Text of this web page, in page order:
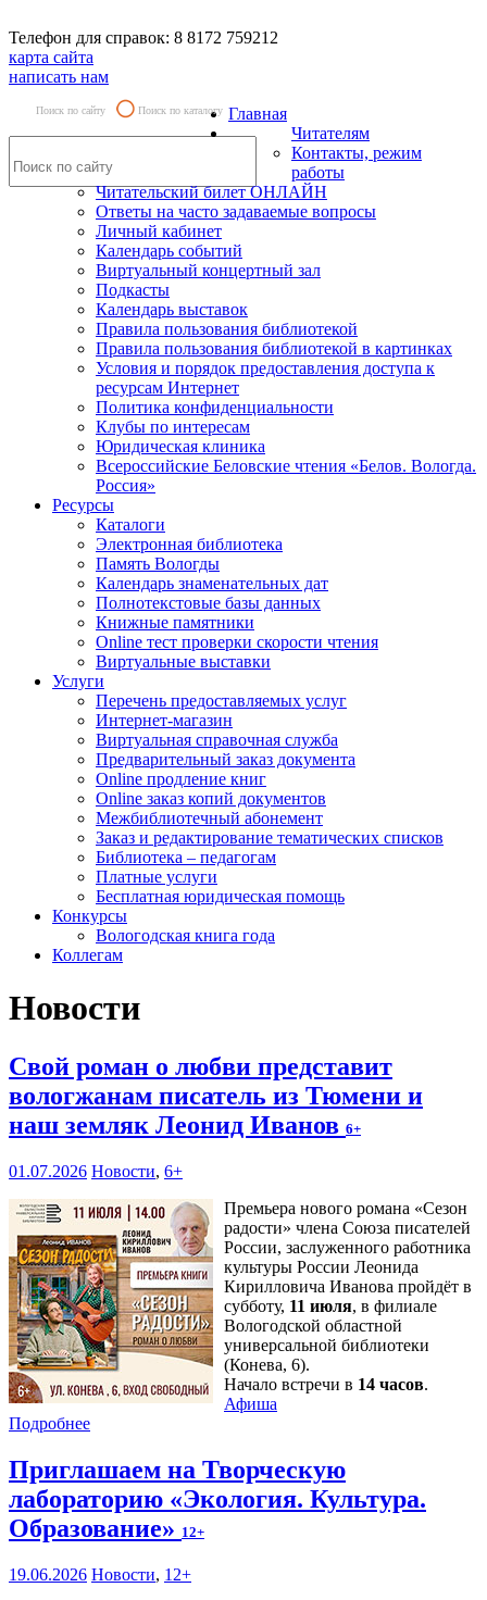
Телефон для справок: 8 8172 759212
карта сайта
написать нам
Поиск по сайту Поиск по каталогу Главная
Читателям
Контакты, режим
работы
Читательский билет ОНЛАЙН
Ответы на часто задаваемые вопросы
Личный кабинет
Календарь событий
Виртуальный концертный зал
Подкасты
Календарь выставок
Правила пользования библиотекой
Правила пользования библиотекой в картинках
Условия и порядок предоставления доступа к
ресурсам Интернет
Политика конфиденциальности
Клубы по интересам
Юридическая клиника
Всероссийские Беловские чтения «Белов. Вологда.
Россия»
Ресурсы
Каталоги
Электронная библиотека
Память Вологды
Календарь знаменательных дат
Полнотекстовые базы данных
Книжные памятники
Online тест проверки скорости чтения
Виртуальные выставки
Услуги
Перечень предоставляемых услуг
Интернет-магазин
Виртуальная справочная служба
Предварительный заказ документа
Online продление книг
Online заказ копий документов
Межбиблиотечный абонемент
Заказ и редактирование тематических списков
Библиотека – педагогам
Платные услуги
Бесплатная юридическая помощь
Конкурсы
Вологодская книга года
Коллегам
Новости
Свой роман о любви представит
вологжанам писатель из Тюмени и
наш земляк Леонид Иванов 6+
01.07.2026 Новости, 6+
Премьера нового романа «Сезон
радости» члена Союза писателей
России, заслуженного работника
культуры России Леонида
Кирилловича Иванова пройдёт в
субботу, 11 июля, в филиале
Вологодской областной
универсальной библиотеки
(Конева, 6).
Начало встречи в 14 часов.
Афиша
Подробнее
Приглашаем на Творческую
лабораторию «Экология. Культура.
Образование» 12+
19.06.2026 Новости, 12+